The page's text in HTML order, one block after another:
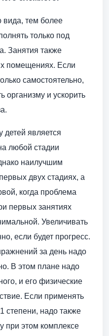
вида, тем более
только под
Занятия также
помещениях. Если
самостоятельно,
организму и ускорить
детей является
любой стадии
наилучшим
двух стадиях, а
когда проблема
первых занятиях
Увеличивать
если будет прогресс.
за день надо
В этом плане надо
и его физические
Если применять
степени, надо также
при этом комплексе